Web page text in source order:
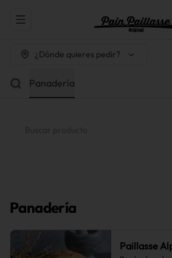
Abrir menu de navegación
¿Dónde quieres pedir?
Panadería
Panadería
Paillasse